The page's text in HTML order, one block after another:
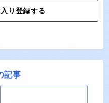
り登録する
記事